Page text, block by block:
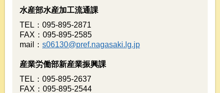
水産部水産加工流通課
TEL：095-895-2871
FAX：095-895-2585
mail： s06130@pref.nagasaki.lg.jp
産業労働部新産業振興課
TEL：095-895-2637
FAX：095-895-2544